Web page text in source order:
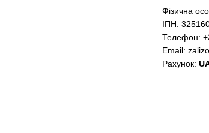
Фізична
ІПН:
Телефон:
Email:
Рахунок: